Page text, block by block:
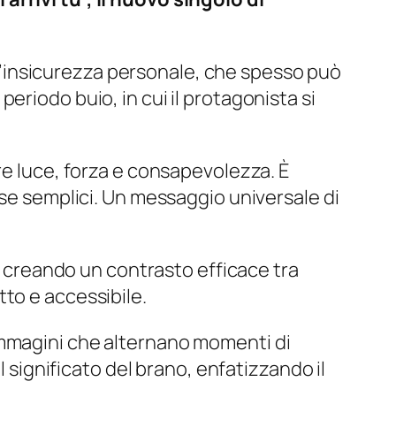
personale, che spesso può
buio, in cui il protagonista si
luce, forza e consapevolezza. È
semplici. Un messaggio universale di
un contrasto efficace tra
e accessibile.
che alternano momenti di
significato del brano, enfatizzando il